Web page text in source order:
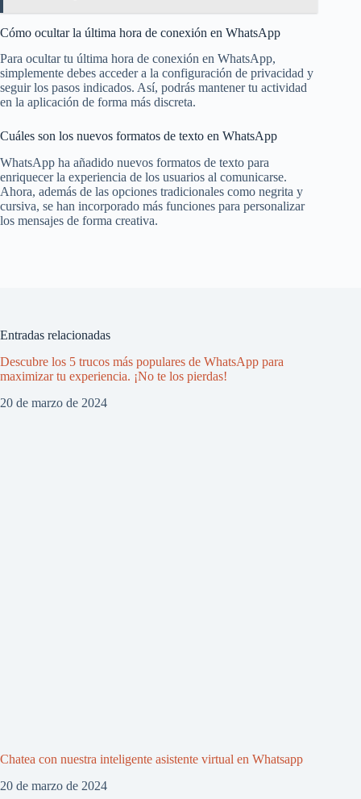
Cómo ocultar la última hora de conexión en WhatsApp
Para ocultar tu última hora de conexión en WhatsApp,
simplemente debes acceder a la configuración de privacidad y
seguir los pasos indicados. Así, podrás mantener tu actividad
en la aplicación de forma más discreta.
Cuáles son los nuevos formatos de texto en WhatsApp
WhatsApp ha añadido nuevos formatos de texto para
enriquecer la experiencia de los usuarios al comunicarse.
Ahora, además de las opciones tradicionales como negrita y
cursiva, se han incorporado más funciones para personalizar
los mensajes de forma creativa.
Entradas relacionadas
Descubre los 5 trucos más populares de WhatsApp para
maximizar tu experiencia. ¡No te los pierdas!
20 de marzo de 2024
Chatea con nuestra inteligente asistente virtual en Whatsapp
20 de marzo de 2024